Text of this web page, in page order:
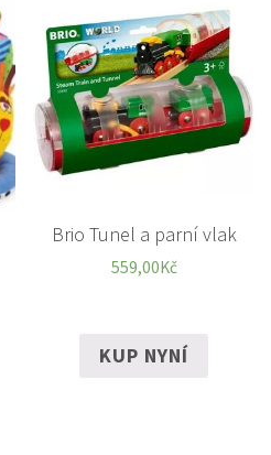
Brio Tunel a parní vlak
559,00Kč
KUP NYNÍ